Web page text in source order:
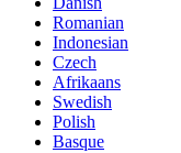
Romanian
Indonesian
Czech
Afrikaans
Swedish
Polish
Basque